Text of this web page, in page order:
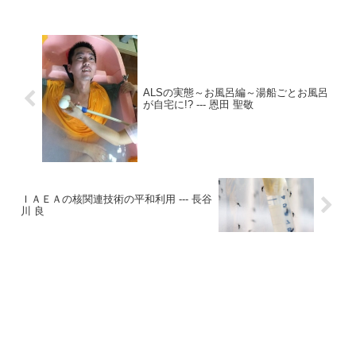
ALSの実態～お風呂編～湯船ごとお風呂
が自宅に!? --- 恩田 聖敬
ＩＡＥＡの核関連技術の平和利用 --- 長谷
川 良